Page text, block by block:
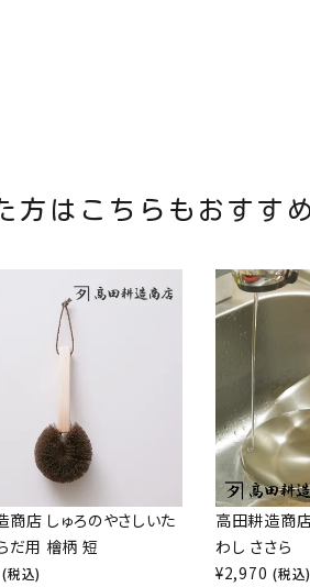
方はこちらもおすす
商店 しゅろのやさしいた
だ用 檜柄 短
(税込)
高田耕造商
わし ささら
¥2,970 (税込)